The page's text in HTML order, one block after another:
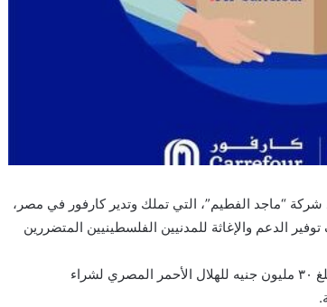
“ماجد الفطيم”، التي تملك وتدير كارفور في مصر،
الدعم والإغاثة للمدنيين الفلسطينيين المتضررين
كما التزمت شركة “ماجد الفطيم” أيضاً بالمساهمة بمبلغ ٣٠ مليون جنيه للهلال الأحمر المصري لشراء